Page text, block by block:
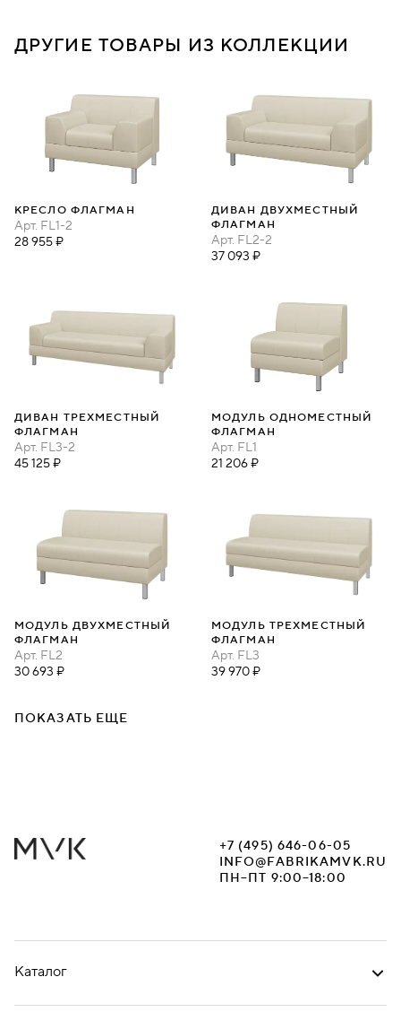
ДРУГИЕ ТОВАРЫ ИЗ КОЛЛЕКЦИИ
КРЕСЛО ФЛАГМАН
Арт. FL1-2
28 955 ₽
ДИВАН ДВУХМЕСТНЫЙ
ФЛАГМАН
Арт. FL2-2
37 093 ₽
ДИВАН ТРЕХМЕСТНЫЙ
ФЛАГМАН
Арт. FL3-2
45 125 ₽
МОДУЛЬ ОДНОМЕСТНЫЙ
ФЛАГМАН
Арт. FL1
21 206 ₽
МОДУЛЬ ДВУХМЕСТНЫЙ
ФЛАГМАН
Арт. FL2
30 693 ₽
МОДУЛЬ ТРЕХМЕСТНЫЙ
ФЛАГМАН
Арт. FL3
39 970 ₽
ПОКАЗАТЬ ЕЩЕ
+7 (495) 646-06-05
INFO@FABRIKAMVK.RU
ПН–ПТ 9:00–18:00
Каталог